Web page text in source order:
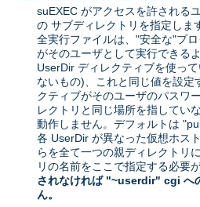
suEXEC がアクセスを許される
の サブディレクトリを指定しま
全実行ファイルは、"安全な"プ
がそのユーザとして実行できる
UserDir ディレクティブを使っ
ないもの)、これと同じ値を設
クティブがそのユーザのパスワ
レクトリと同じ場所を指してい
動作しません。デフォルトは
各 UserDir が異なった仮想ホス
らを全て一つの親ディレクトリ
リの名前をここで指定する必要
されなければ "~userdir" cgi へ
ん。